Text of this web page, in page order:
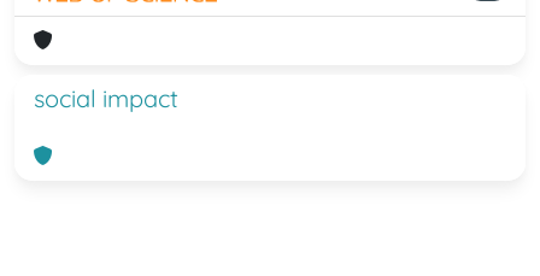
social impact